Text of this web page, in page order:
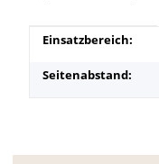
Produkteigenschaft
Wert
Einsatzbereich:
Seitenabstand: